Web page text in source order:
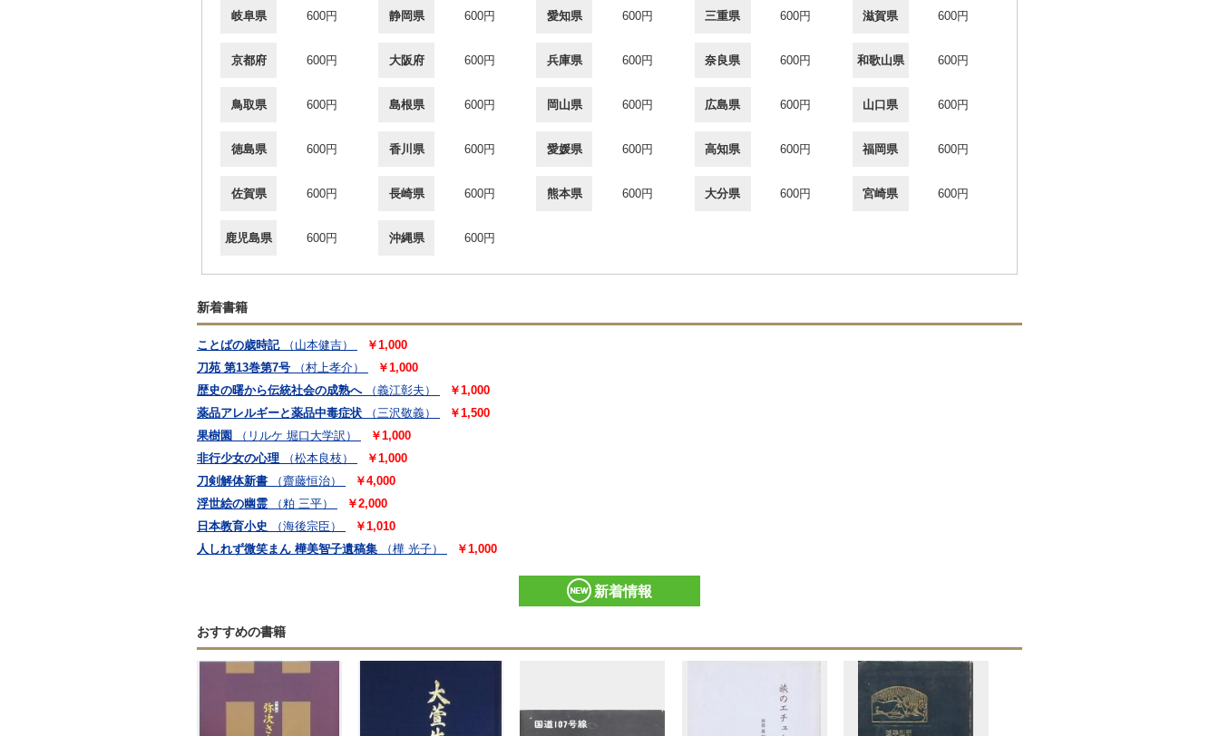
岐阜県 600円 静岡県 600円 愛知県 600円 三重県 600円 滋賀県 600円
京都府 600円 大阪府 600円 兵庫県 600円 奈良県 600円 和歌山県 600円
鳥取県 600円 島根県 600円 岡山県 600円 広島県 600円 山口県 600円
徳島県 600円 香川県 600円 愛媛県 600円 高知県 600円 福岡県 600円
佐賀県 600円 長崎県 600円 熊本県 600円 大分県 600円 宮崎県 600円
鹿児島県 600円 沖縄県 600円
新着書籍
ことばの歳時記 （山本健吉）
￥1,000
刀苑 第13巻第7号
（村上孝介）
￥1,000
歴史の曙から伝統社会の成熟へ
（義江彰夫）
￥1,000
薬品アレルギーと薬品中毒症状
（三沢敬義）
￥1,500
果樹園
（リルケ 堀口大学訳）
￥1,000
非行少女の心理
（松本良枝）
￥1,000
刀剣解体新書
（齋藤恒治）
￥4,000
浮世絵の幽霊
（粕 三平）
￥2,000
日本教育小史
（海後宗臣）
￥1,010
人しれず微笑まん 樺美智子遺稿集
（樺 光子） ￥1,000
新着情報
おすすめの書籍